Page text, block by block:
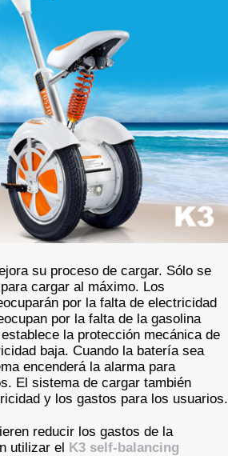
su proceso de cargar. Sólo se
cargar al máximo. Los
por la falta de electricidad
por la falta de la gasolina
la protección mecánica de
baja. Cuando la batería sea
encenderá la alarma para
El sistema de cargar también
y los gastos para los usuarios.
reducir los gastos de la
utilizar el K3 self-balancing